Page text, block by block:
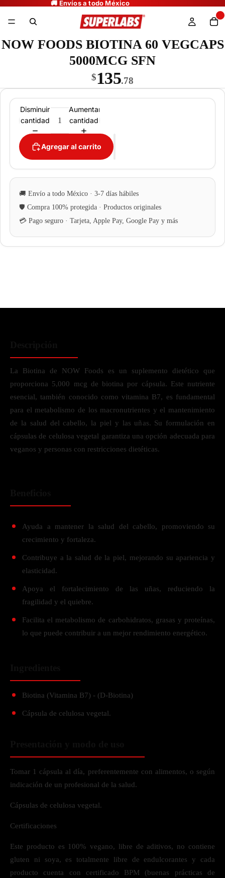
NOW FOODS BIOTINA 60 VEGCAPS
5000MCG SFN
$135.78
Disminuir
cantidad
Aumentar
cantidad
Agregar al carrito
La Biotina de NOW Foods es un suplemento dietético que
proporciona 5,000 mcg de biotina por cápsula. Este nutriente
esencial, también conocido como vitamina B7, es fundamental
para el metabolismo de los macronutrientes y el mantenimiento
de la salud del cabello, la piel y las uñas. Su formulación en
cápsulas de celulosa vegetal garantiza una opción adecuada para
veganos y personas con restricciones dietéticas.
Ayuda a mantener la salud del cabello, promoviendo su
crecimiento y fortaleza.
Contribuye a la salud de la piel, mejorando su apariencia y
elasticidad.
Apoya el fortalecimiento de las uñas, reduciendo la
fragilidad y el quiebre.
Facilita el metabolismo de carbohidratos, grasas y proteínas,
lo que puede contribuir a un mejor rendimiento energético.
Biotina (Vitamina B7) - (D-Biotina)
Cápsula de celulosa vegetal.
Tomar 1 cápsula al día, preferentemente con alimentos, o según
indicación de un profesional de la salud.
Cápsulas de celulosa vegetal.
Certificaciones
Este producto es 100% vegano, libre de aditivos, no contiene
gluten ni soya, es totalmente libre de endulcorantes y cada
producto cuenta con certificado BPM (buenas prácticas de